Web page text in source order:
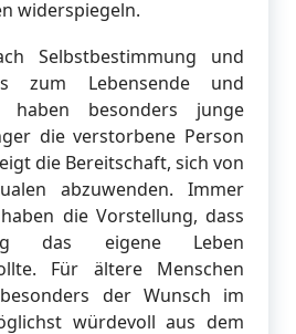
widerspiegeln.
Selbstbestimmung und
zum Lebensende und
haben besonders junge
die verstorbene Person
die Bereitschaft, sich von
abzuwenden. Immer
die Vorstellung, dass
das eigene Leben
Für ältere Menschen
der Wunsch im
würdevoll aus dem